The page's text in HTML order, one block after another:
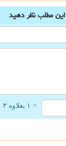
مطلبنظر دهید
= ۱ بعلاوه ۳